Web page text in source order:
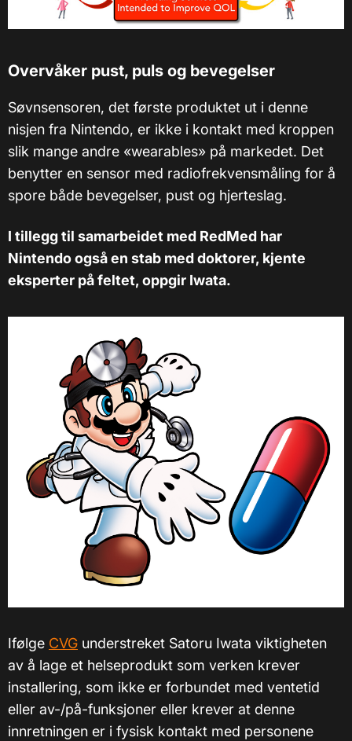
Overvåker pust, puls og bevegelser
Søvnsensoren, det første produktet ut i denne
nisjen fra Nintendo, er ikke i kontakt med kroppen
slik mange andre «wearables» på markedet. Det
benytter en sensor med radiofrekvensmåling for å
spore både bevegelser, pust og hjerteslag.
I tillegg til samarbeidet med RedMed har
Nintendo også en stab med doktorer, kjente
eksperter på feltet, oppgir Iwata.
Ifølge CVG understreket Satoru Iwata viktigheten
av å lage et helseprodukt som verken krever
installering, som ikke er forbundet med ventetid
eller av-/på-funksjoner eller krever at denne
innretningen er i fysisk kontakt med personene